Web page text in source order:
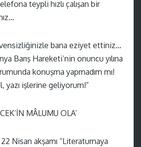
teypli hızlı çalışan bir
bana eziyet ettiniz…
Barış Hareketi’nin onuncu yılına
konuşma yapmadım mı!
yazı işlerine geliyorum!”
MÂLUMU OLA’
Nisan akşamı “Literaturnaya